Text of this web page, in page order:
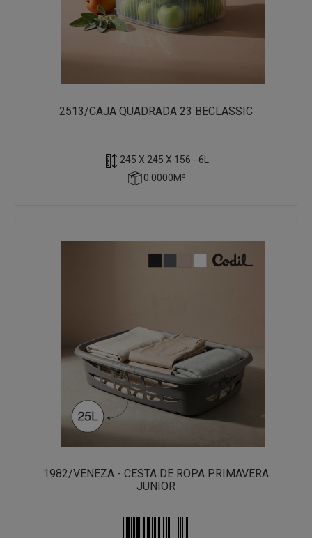
2513/CAJA QUADRADA 23 BECLASSIC
245 X 245 X 156 - 6L
0.0000M³
1982/VENEZA - CESTA DE ROPA PRIMAVERA
JUNIOR